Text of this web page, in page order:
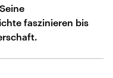
faszinieren bis